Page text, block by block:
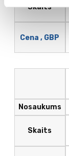
Skaits
Cena , GBP
Nosaukums
Skaits